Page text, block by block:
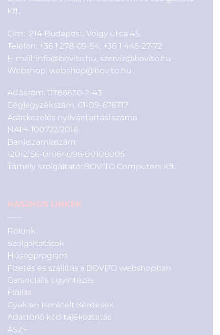
Kft.
Cím: 1214 Budapest, Völgy utca 45.
Telefon: +36 1 278-09-54 +36 1 445-27-72
E-mail: info@bovito.hu szerviz@bovito.hu
Webshop: webshop@bovito.hu
Adószám: 11786630-2-43
Cégjegyzékszám: 01-09-676717
Adatkezelés nyilvántartási száma:
NAIH-100722/2016.
Bankszámlaszám:
12012156-01064096-00100005
Tárhely szolgáltató: BOVITO Computers Kft.
HASZNOS LINKEK
Rólunk
Szolgáltatások
Hűségprogram
Fizetés és szállítás a BOVITO webshopban
Garanciális ügyintézés
Elállás
Gyakran Ismételt Kérdések
Adattörlő kód tájékoztatás
ÁSZF